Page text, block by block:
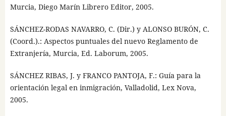
Murcia, Diego Marín Librero Editor, 2005.
SÁNCHEZ-RODAS NAVARRO, C. (Dir.) y ALONSO BURÓN, C.
(Coord.).: Aspectos puntuales del nuevo Reglamento de
Extranjería, Murcia, Ed. Laborum, 2005.
SÁNCHEZ RIBAS, J. y FRANCO PANTOJA, F.: Guía para la
orientación legal en inmigración, Valladolid, Lex Nova,
2005.